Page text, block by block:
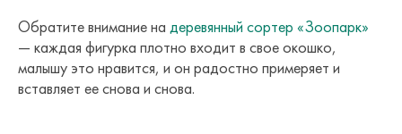
Обратите внимание на деревянный сортер «Зоопарк»
— каждая фигурка плотно входит в свое окошко,
малышу это нравится, и он радостно примеряет и
вставляет ее снова и снова.